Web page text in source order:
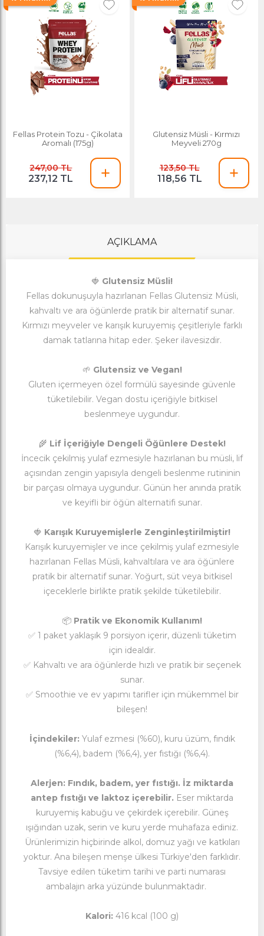
Fellas Protein Tozu - Çikolata
Aromalı (175g)
247,00 TL
237,12 TL
Glutensiz Müsli - Kırmızı
Meyveli 270g
123,50 TL
118,56 TL
AÇIKLAMA
🍓 Glutensiz Müsli!
Fellas dokunuşuyla hazırlanan Fellas Glutensiz Müsli,
kahvaltı ve ara öğünlerde pratik bir alternatif sunar.
Kırmızı meyveler ve karışık kuruyemiş çeşitleriyle farklı
damak tatlarına hitap eder. Şeker ilavesizdir.
🌱 Glutensiz ve Vegan!
Gluten içermeyen özel formülü sayesinde güvenle
tüketilebilir. Vegan dostu içeriğiyle bitkisel
beslenmeye uygundur.
🌾 Lif İçeriğiyle Dengeli Öğünlere Destek!
İncecik çekilmiş yulaf ezmesiyle hazırlanan bu müsli, lif
açısından zengin yapısıyla dengeli beslenme rutininin
bir parçası olmaya uygundur. Günün her anında pratik
ve keyifli bir öğün alternatifi sunar.
🍓 Karışık Kuruyemişlerle Zenginleştirilmiştir!
Karışık kuruyemişler ve ince çekilmiş yulaf ezmesiyle
hazırlanan Fellas Müsli, kahvaltılara ve ara öğünlere
pratik bir alternatif sunar. Yoğurt, süt veya bitkisel
içeceklerle birlikte pratik şekilde tüketilebilir.
📦 Pratik ve Ekonomik Kullanım!
✅ 1 paket yaklaşık 9 porsiyon içerir, düzenli tüketim
için idealdir.
✅ Kahvaltı ve ara öğünlerde hızlı ve pratik bir seçenek
sunar.
✅ Smoothie ve ev yapımı tarifler için mükemmel bir
bileşen!
İçindekiler: Yulaf ezmesi (%60), kuru üzüm, fındık
(%6,4), badem (%6,4), yer fıstığı (%6,4).
Alerjen: Fındık, badem, yer fıstığı. İz miktarda
antep fıstığı ve laktoz içerebilir. Eser miktarda
kuruyemiş kabuğu ve çekirdek içerebilir. Güneş
ışığından uzak, serin ve kuru yerde muhafaza ediniz.
Ürünlerimizin hiçbirinde alkol, domuz yağı ve katkıları
yoktur. Ana bileşen menşe ülkesi Türkiye'den farklıdır.
Tavsiye edilen tüketim tarihi ve parti numarası
ambalajın arka yüzünde bulunmaktadır.
Kalori: 416 kcal (100 g)